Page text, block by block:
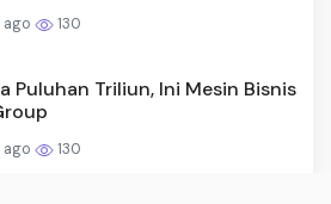
130
Puluhan Triliun, Ini Mesin Bisnis
130